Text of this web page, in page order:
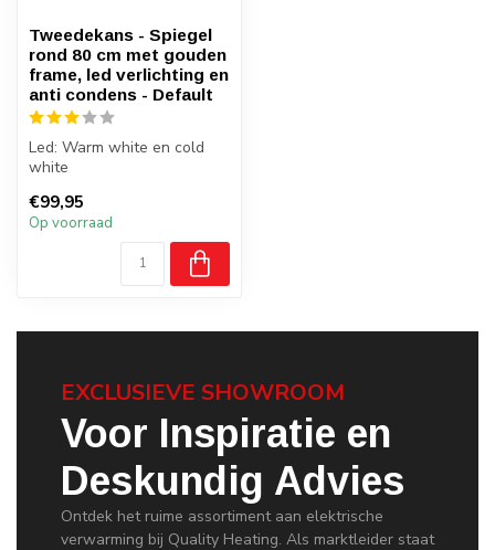
Tweedekans - Spiegel
rond 80 cm met gouden
frame, led verlichting en
anti condens - Default
Led: Warm white en cold
white
Met ombouw frame
€99,95
Op voorraad
EXCLUSIEVE SHOWROOM
Voor Inspiratie en
Deskundig Advies
Ontdek het ruime assortiment aan elektrische
verwarming bij Quality Heating. Als marktleider staat